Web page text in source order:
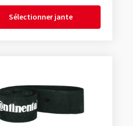
Sélectionner jante